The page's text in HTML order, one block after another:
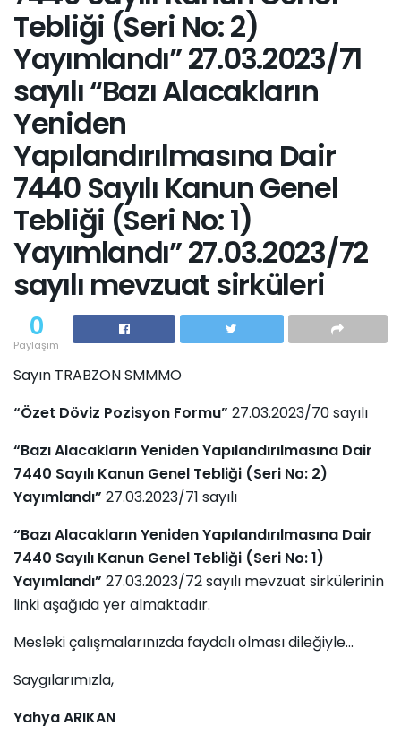
Tebliği (Seri No: 2)
Yayımlandı” 27.03.2023/71
sayılı “Bazı Alacakların
Yeniden
Yapılandırılmasına Dair
7440 Sayılı Kanun Genel
Tebliği (Seri No: 1)
Yayımlandı” 27.03.2023/72
sayılı mevzuat sirküleri
0
Paylaşım
Sayın TRABZON SMMMO
“Özet Döviz Pozisyon Formu” 27.03.2023/70 sayılı
“Bazı Alacakların Yeniden Yapılandırılmasına Dair
7440 Sayılı Kanun Genel Tebliği (Seri No: 2)
Yayımlandı” 27.03.2023/71 sayılı
“Bazı Alacakların Yeniden Yapılandırılmasına Dair
7440 Sayılı Kanun Genel Tebliği (Seri No: 1)
Yayımlandı” 27.03.2023/72 sayılı mevzuat sirkülerinin
linki aşağıda yer almaktadır.
Mesleki çalışmalarınızda faydalı olması dileğiyle...
Saygılarımızla,
Yahya ARIKAN